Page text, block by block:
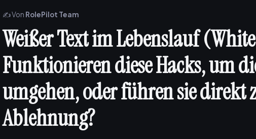
✍️ Von RolePilot Team
Weißer Text im Lebenslauf
Funktionieren diese Hacks, um
umgehen, oder führen sie direkt
Ablehnung?